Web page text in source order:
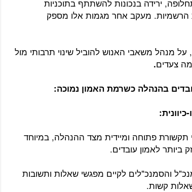
ירידה בנכונות להשתתף בתוכניות
הרשמיות. מעקב אחר מגמות אלו מספק
מנהל משאבי האנוש להוביל שינוי תרבותי מול
צעדים.
פתוחה ומיידית מצד ההנהלה, במיוחד
ביותר לאמון עובדים.
והסמנכ"לים לקיים מפגשי שאלות ותשובות
קשות.